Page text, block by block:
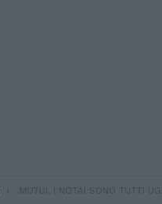
MUTUI, I NOTAI SONO TUTTI